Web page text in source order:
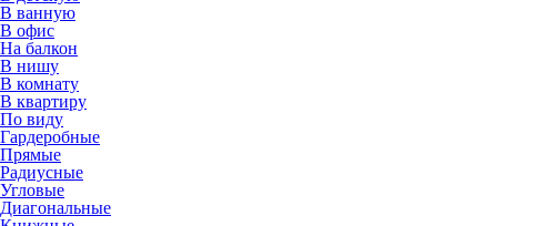
В ванную
В офис
На балкон
В нишу
В комнату
В квартиру
По виду
Гардеробные
Прямые
Радиусные
Угловые
Диагональные